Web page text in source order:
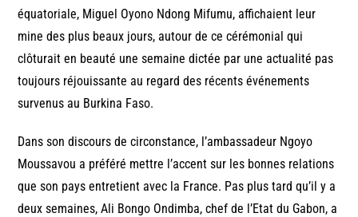
équatoriale, Miguel Oyono Ndong Mifumu, affichaient leur
mine des plus beaux jours, autour de ce cérémonial qui
clôturait en beauté une semaine dictée par une actualité pas
toujours réjouissante au regard des récents événements
survenus au Burkina Faso.
Dans son discours de circonstance, l’ambassadeur Ngoyo
Moussavou a préféré mettre l’accent sur les bonnes relations
que son pays entretient avec la France. Pas plus tard qu’il y a
deux semaines, Ali Bongo Ondimba, chef de l’Etat du Gabon, a